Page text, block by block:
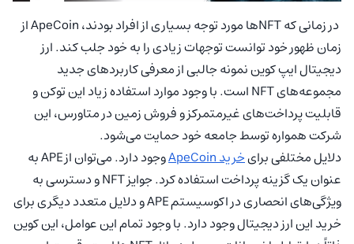
در زمانی که NFTها مورد توجه بسیاری از افراد بودند، ApeCoin از
زمان ظهور خود توانست توجهات زیادی را به خود جلب کند. ارز
دیجیتال ایپ کوین نمونه جالبی از معرفی کاربردهای جدید
مجموعه‌های NFT است. با وجود موارد استفاده زیاد این توکن و
قابلیت پرداخت‌های غیرمتمرکز و فروش زمین در متاورس، این
شرکت همواره توسط جامعه خود حمایت می‌شود.
دلایل مختلفی برایخرید ApeCoin
وجود دارد. می‌توان از APE به
عنوان یک گزینه پرداخت استفاده کرد. جوایز NFT و دسترسی به
ویژگی‌های انحصاری در اکوسیستم APE و دلایل متعدد دیگری برای
خرید این ارز دیجیتال وجود دارد. با وجود تمام این عوامل، این کوین